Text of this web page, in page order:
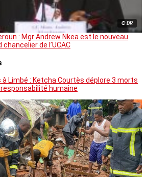
© DR
: Mgr Andrew Nkea est le nouveau
chancelier de l’UCAC
à Limbé : Ketcha Courtès déplore 3 morts
humaine